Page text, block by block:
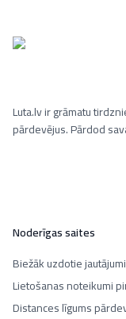
Luta.lv ir grāmatu
pārdevējus. Pārdod
Noderīgas saites
Biežāk uzdotie jautājumi
Lietošanas noteikumi
Distances līgums